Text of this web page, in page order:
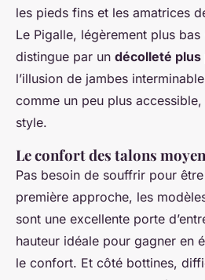
les pieds fins et les amatrices
Le Pigalle, légèrement plus bas
distingue par un décolleté plus
l’illusion de jambes
comme un peu plus
style.
Le confort des talons
Pas besoin de souffrir pour
première approche, les
sont une excellente porte
hauteur idéale pour gagner en
le confort. Et côté bottines,